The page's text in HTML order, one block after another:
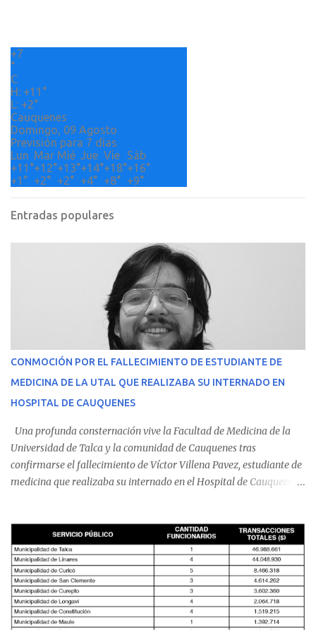
o
m
e
n
t
a
r
i
+7
°
C
H: +11°
L: +2°
Cauquenes
Domingo, 09 Agosto
Previsión para 7 días
Lun Mar Mié Jue Vie
Sáb
+11°+12°+13°+14°+18°+16°
+1° +2° +2° +4° +8° +9°
Entradas populares
CONMOCIÓN POR EL FALLECIMIENTO DE ESTUDIANTE DE
MEDICINA DE LA UTAL QUE REALIZABA SU INTERNADO EN
HOSPITAL DE CAUQUENES
Una profunda consternación vive la Facultad de Medicina de la
Universidad de Talca y la comunidad de Cauquenes tras
confirmarse el fallecimiento de Víctor Villena Pavez, estudiante de
medicina que realizaba su internado en el Hospital de Cauquenes.
malestares físicos. Dada la complejidad de su estado de salud, el
equipo médico determinó su traslado de urgencia al Hospital
Regional de Talca y dado la urgencia la ambulancia partió hacia
Talca con escolta de Carabineros. En medio del traslado, el
estudiante de medicina de 25 años, se agravó y pese a los esfuerzos
del personal de emergencia terminó falleciendo, sin alcanzar a